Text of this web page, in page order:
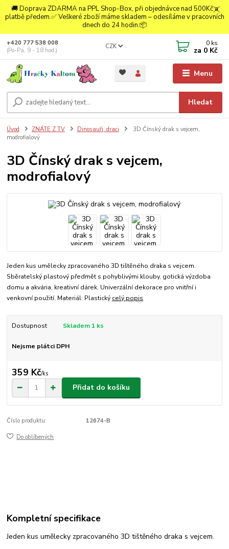
🚚 Doprava ZDARMA na PPL Shop-Box, při objednávce nad 500Kč a
platbě předem.✅ Veškeré zboží máme skladem – odesíláme v pracovních
dnech do 24 hodin.📦
Menu
CZK
Hledat
+420 777 538 008
(Po-Pá, 9 - 18 hod.)
0 ks
za 0 Kč
Úvod ZNÁTE Z TV Dinosauři, draci
3D Čínský drak s vejcem,
modrofialový
3D Čínský drak s vejcem,
modrofialový
Jeden kus umělecky zpracovaného 3D tištěného draka s vejcem.
Sběratelský plastový předmět s pohyblivými klouby, gotická výzdoba
domu a akvária, kreativní dárek. Univerzální dekorace pro vnitřní i
venkovní použití. Materiál: Plastický celý popis
Dostupnost Skladem 1 ks
Nejsme plátci DPH
359 Kč/ks
Přidat do košíku
Číslo produktu: 12674-B
Do oblíbených
Kompletní specifikace
Jeden kus umělecky zpracovaného 3D tištěného draka s vejcem.